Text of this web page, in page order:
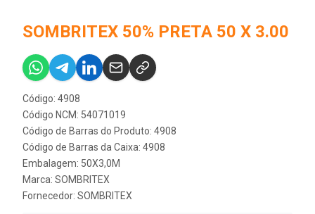
SOMBRITEX 50% PRETA 50 X 3.00
Código: 4908
Código NCM: 54071019
Código de Barras do Produto: 4908
Código de Barras da Caixa: 4908
Embalagem: 50X3,0M
Marca: SOMBRITEX
Fornecedor: SOMBRITEX